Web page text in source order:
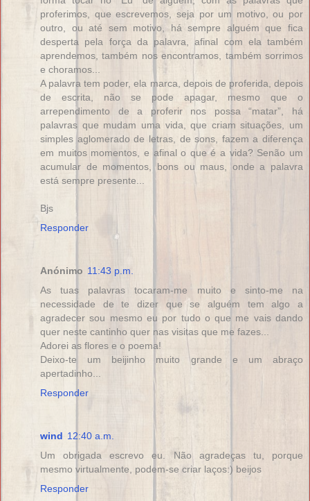
proferimos, que escrevemos, seja por um motivo, ou por
outro, ou até sem motivo, há sempre alguém que fica
desperta pela força da palavra, afinal com ela também
aprendemos, também nos encontramos, também sorrimos
e choramos...
A palavra tem poder, ela marca, depois de proferida, depois
de escrita, não se pode apagar, mesmo que o
arrependimento de a proferir nos possa “matar”, há
palavras que mudam uma vida, que criam situações, um
simples aglomerado de letras, de sons, fazem a diferença
em muitos momentos, e afinal o que é a vida? Senão um
acumular de momentos, bons ou maus, onde a palavra
está sempre presente...
Bjs
Responder
Anónimo 11:43 p.m.
As tuas palavras tocaram-me muito e sinto-me na
necessidade de te dizer que se alguém tem algo a
agradecer sou mesmo eu por tudo o que me vais dando
quer neste cantinho quer nas visitas que me fazes...
Adorei as flores e o poema!
Deixo-te um beijinho muito grande e um abraço
apertadinho...
Responder
wind 12:40 a.m.
Um obrigada escrevo eu. Não agradeças tu, porque
mesmo virtualmente, podem-se criar laços:) beijos
Responder